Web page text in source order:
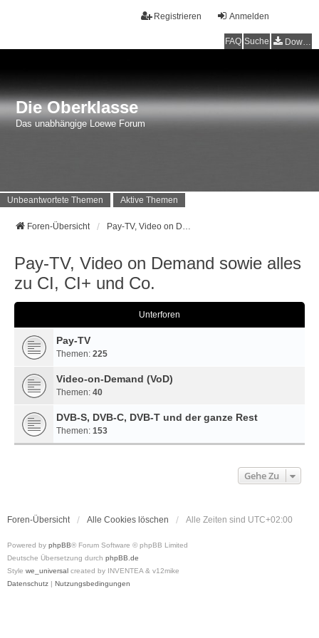
Anmelden
Registrieren
FAQ Suche Downloads
Die Oberklasse
Das unabhängige Loewe Forum
Unbeantwortete Themen Aktive Themen
Foren-Übersicht Pay-TV, Video on Demand sowie alles zu CI, CI+ und Co.
Pay-TV, Video on Demand sowie alles
zu CI, CI+ und Co.
Unterforen
Pay-TV
Themen: 225
Video-on-Demand (VoD)
Themen: 40
DVB-S, DVB-C, DVB-T und der ganze Rest
Themen: 153
Gehe Zu
Foren-Übersicht Alle Cookies löschen Alle Zeiten sind UTC+02:00
Powered by phpBB® Forum Software © phpBB Limited
Deutsche Übersetzung durch phpBB.de
Style we_universal created by INVENTEA & v12mike
Datenschutz | Nutzungsbedingungen